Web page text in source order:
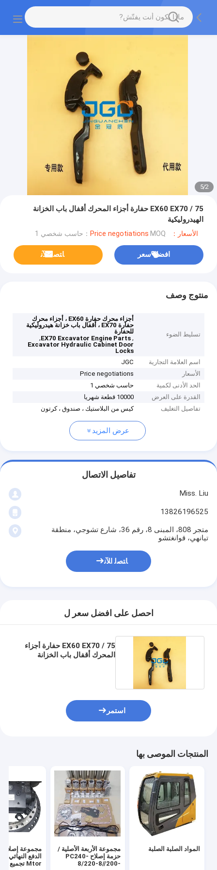
2
/
5
EX60 EX70 / 75 حفارة أجزاء المحرك أقفال باب الخزانة
الهيدروليكية
الأسعار：Price negotiations MOQ：حاسب شخصي 1
افضل سعر ﺎﺘﺼﻟ ﺍﻶﻧ
منتوج وصف
تسليط الضوء
أجزاء محرك حفارة EX60 ، أجزاء محرك
حفارة EX70 ، أقفال باب خزانة هيدروليكية
للحفارة
,
EX70 Excavator Engine Parts
,
Excavator Hydraulic Cabinet Door
Locks
اسم العلامة التجارية
JGC
الأسعار
Price negotiations
الحد الأدنى لكمية
حاسب شخصي 1
القدرة على العرض
10000 قطعة شهريا
تفاصيل التغليف
كيس من البلاستيك ، صندوق ، كرتون
عرض المزيد
تفاصيل الاتصال
Miss. Liu
13826196525
متجر 808، المبنى 8، رقم 36، شارع تشوجي، منطقة
تيانهي، قوانغتشو
ﺎﺘﺼﻟ ﺍﻶﻧ
احصل على افضل سعر ل
EX60 EX70 / 75 حفارة أجزاء
المحرك أقفال باب الخزانة
استمر
المنتجات الموصى بها
المواد الصلبة الصلبة
مجموعة الأربعة الأصلية /
حزمة إصلاح PC240-
8/220-8//200-
مجموعة إصلاح
الدفع النهائي